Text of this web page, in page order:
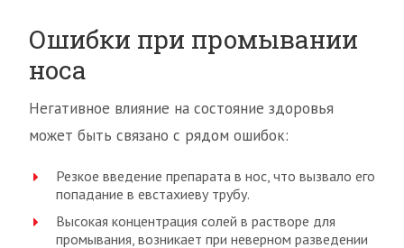
Ошибки при промывании
носа
Негативное влияние на состояние здоровья
может быть связано с рядом ошибок:
Резкое введение препарата в нос, что вызвало его
попадание в евстахиеву трубу.
Высокая концентрация солей в растворе для
промывания, возникает при неверном разведении